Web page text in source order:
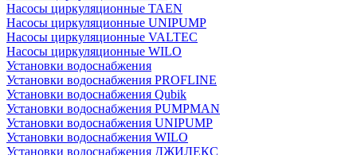
Насосы циркуляционные TAEN
Насосы циркуляционные UNIPUMP
Насосы циркуляционные VALTEC
Насосы циркуляционные WILO
Установки водоснабжения
Установки водоснабжения PROFLINE
Установки водоснабжения Qubik
Установки водоснабжения PUMPMAN
Установки водоснабжения UNIPUMP
Установки водоснабжения WILO
Установки водоснабжения ДЖИЛЕКС